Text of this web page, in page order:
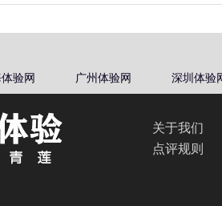
体验网 广州体验网 深圳体验
关于我们
点评规则